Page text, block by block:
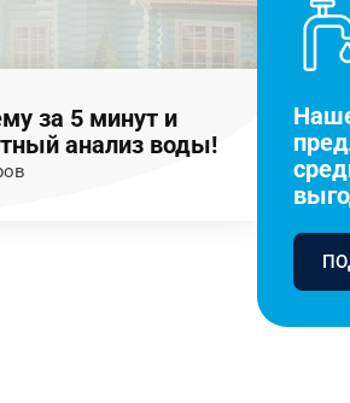
за 5 минут и
анализ воды!